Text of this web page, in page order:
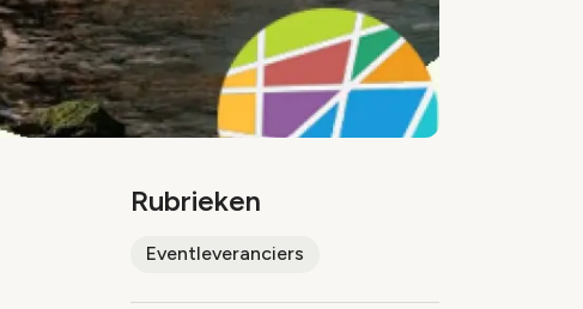
Rubrieken
Eventleveranciers